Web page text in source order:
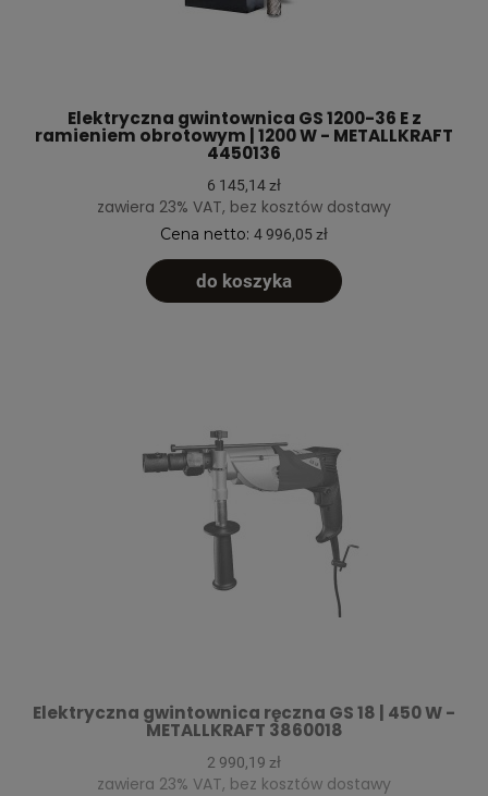
Elektryczna gwintownica GS 1200-36 E z
ramieniem obrotowym | 1200 W - METALLKRAFT
4450136
6 145,14 zł
zawiera 23% VAT, bez kosztów dostawy
Cena netto: 4 996,05 zł
do koszyka
Elektryczna gwintownica ręczna GS 18 | 450 W -
METALLKRAFT 3860018
2 990,19 zł
zawiera 23% VAT, bez kosztów dostawy